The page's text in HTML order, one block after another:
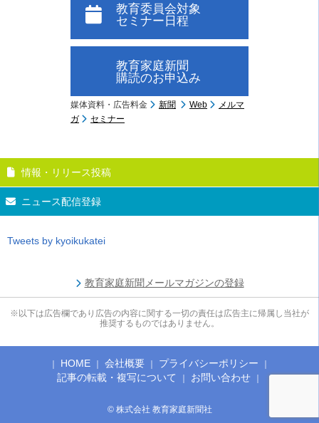
教育委員会対象
セミナー日程
教育家庭新聞
購読のお申込み
媒体資料・広告料金 新聞 Web
メルマ
ガ
セミナー
情報・リリース投稿
ニュース配信登録
Tweets by kyoikukatei
教育家庭新聞メールマガジンの登録
※以下は広告欄であり広告の内容に関する一切の責任は広告主に帰属し当社が
推奨するものではありません。
© 株式会社 教育家庭新聞社
HOME 会社概要
プライバシーポリシー
記事の転載・複写について
お問い合わせ